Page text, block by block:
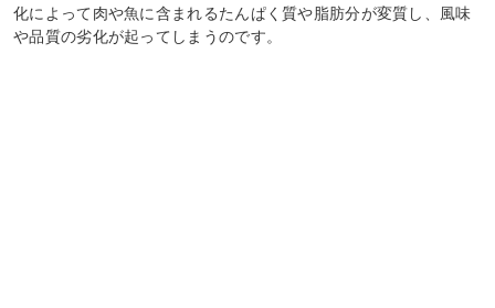
化によって肉や魚に含まれるたんぱく質や脂肪分が変質し、風味
や品質の劣化が起ってしまうのです。